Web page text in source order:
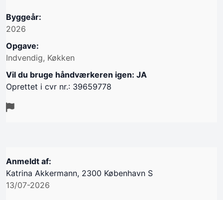
Byggeår:
2026
Opgave:
Indvendig, Køkken
Vil du bruge håndværkeren igen: JA
Oprettet i cvr nr.: 39659778
Anmeldt af:
Katrina Akkermann, 2300 København S
13/07-2026